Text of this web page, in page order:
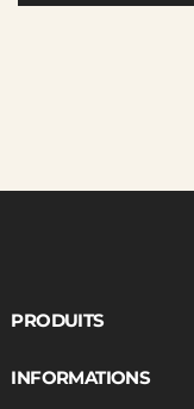
PRODUITS
INFORMATIONS